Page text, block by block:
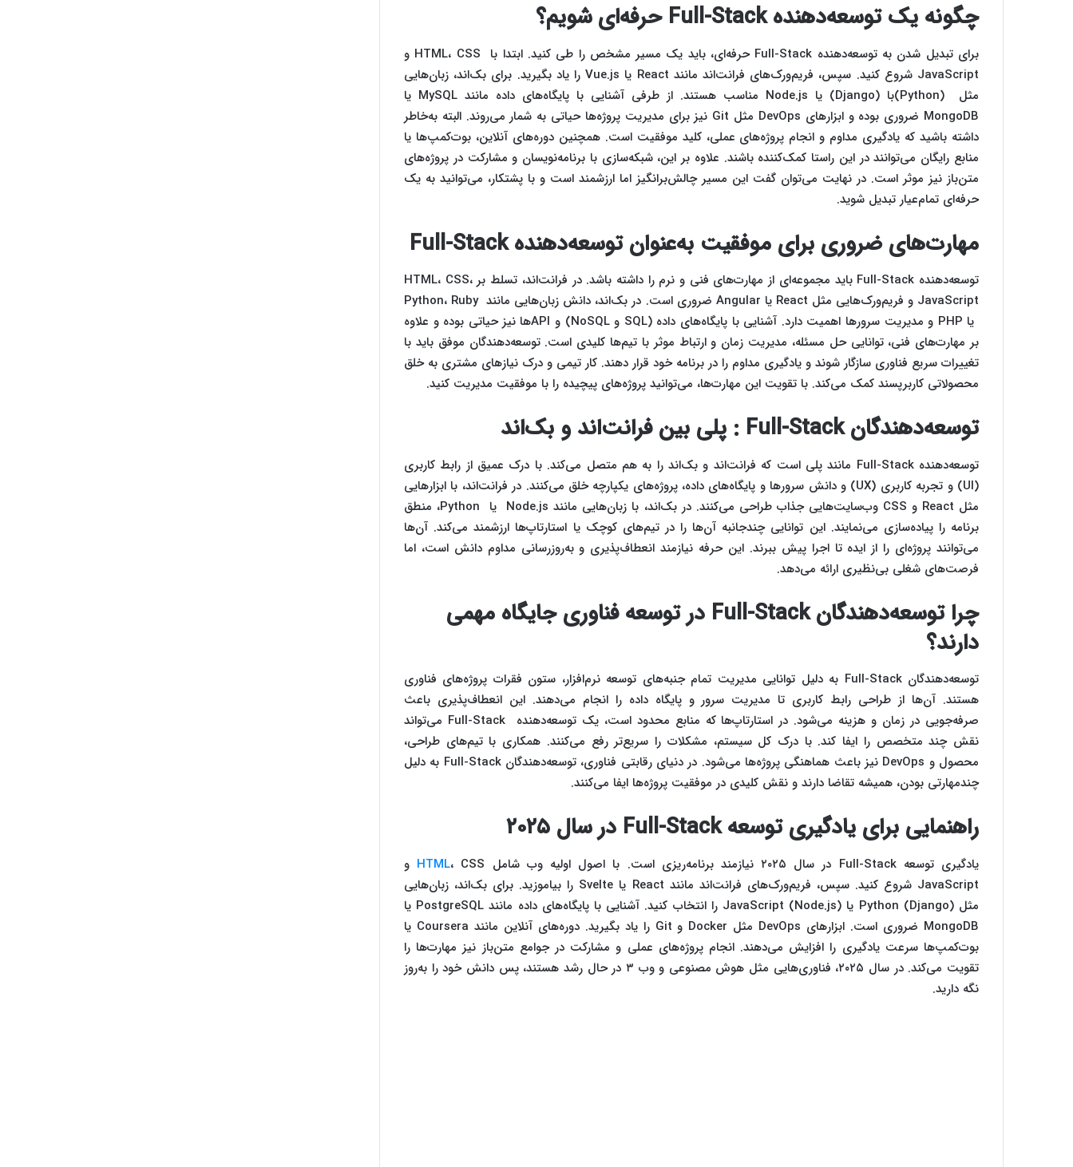
چگونه یک توسعه‌دهنده Full-Stack حرفه‌ای شویم؟
برای تبدیل شدن به توسعه‌دهنده Full-Stack حرفه‌ای، باید یک مسیر مشخص را طی کنید. ابتدا با HTML، CSS و
JavaScript شروع کنید. سپس، فریم‌ورک‌های فرانت‌اند مانند React یا Vue.js را یاد بگیرید. برای بک‌اند، زبان‌هایی
مثل (Python)با (Django) یا Node.js مناسب‌ هستند. از طرفی آشنایی با پایگاه‌های داده مانند MySQL یا
MongoDB ضروری بوده و ابزارهای DevOps مثل Git نیز برای مدیریت پروژه‌ها حیاتی‌ به شمار می‌روند. البته به‌خاطر
داشته باشید که یادگیری مداوم و انجام پروژه‌های عملی، کلید موفقیت است. همچنین دوره‌های آنلاین، بوت‌کمپ‌ها یا
منابع رایگان می‌توانند در این راستا کمک‌کننده باشند. علاوه بر این، شبکه‌سازی با برنامه‌نویسان و مشارکت در پروژه‌های
متن‌باز نیز موثر است. در نهایت می‌توان گفت این مسیر چالش‌برانگیز اما ارزشمند است و با پشتکار، می‌توانید به یک
حرفه‌ای تمام‌عیار تبدیل شوید.
مهارت‌های ضروری برای موفقیت به‌عنوان توسعه‌دهنده Full-Stack
توسعه‌دهنده Full-Stack باید مجموعه‌ای از مهارت‌های فنی و نرم را داشته باشد. در فرانت‌اند، تسلط بر HTML، CSS،
JavaScript و فریم‌ورک‌هایی مثل React یا Angular ضروری است. در بک‌اند، دانش زبان‌هایی مانند Python، Ruby
یا PHP و مدیریت سرورها اهمیت دارد. آشنایی با پایگاه‌های داده (SQL و NoSQL) و APIها نیز حیاتی بوده و علاوه
بر مهارت‌های فنی، توانایی حل مسئله، مدیریت زمان و ارتباط موثر با تیم‌ها کلیدی است. توسعه‌دهندگان موفق باید با
تغییرات سریع فناوری سازگار شوند و یادگیری مداوم را در برنامه خود قرار دهند. کار تیمی و درک نیازهای مشتری به خلق
محصولاتی کاربرپسند کمک می‌کند. با تقویت این مهارت‌ها، می‌توانید پروژه‌های پیچیده را با موفقیت مدیریت کنید.
توسعه‌دهندگان Full-Stack : پلی بین فرانت‌اند و بک‌اند
توسعه‌دهنده Full-Stack مانند پلی است که فرانت‌اند و بک‌اند را به هم متصل می‌کند. با درک عمیق از رابط کاربری
(UI) و تجربه کاربری (UX) و دانش سرورها و پایگاه‌های داده، پروژه‌های یکپارچه خلق می‌کنند. در فرانت‌اند، با ابزارهایی
مثل React و CSS وب‌سایت‌هایی جذاب طراحی می‌کنند. در بک‌اند، با زبان‌هایی مانند Node.js یا Python، منطق
برنامه را پیاده‌سازی می‌نمایند. این توانایی چندجانبه آن‌ها را در تیم‌های کوچک یا استارتاپ‌ها ارزشمند می‌کند. آن‌ها
می‌توانند پروژه‌ای را از ایده تا اجرا پیش ببرند. این حرفه نیازمند انعطاف‌پذیری و به‌روزرسانی مداوم دانش است، اما
فرصت‌های شغلی بی‌نظیری ارائه می‌دهد.
چرا توسعه‌دهندگان Full-Stack در توسعه فناوری جایگاه مهمی
دارند؟
توسعه‌دهندگان Full-Stack به دلیل توانایی مدیریت تمام جنبه‌های توسعه نرم‌افزار، ستون فقرات پروژه‌های فناوری
هستند. آن‌ها از طراحی رابط کاربری تا مدیریت سرور و پایگاه داده را انجام می‌دهند. این انعطاف‌پذیری باعث
صرفه‌جویی در زمان و هزینه می‌شود. در استارتاپ‌ها که منابع محدود است، یک توسعه‌دهنده Full-Stack می‌تواند
نقش چند متخصص را ایفا کند. با درک کل سیستم، مشکلات را سریع‌تر رفع می‌کنند. همکاری با تیم‌های طراحی،
محصول و DevOps نیز باعث هماهنگی پروژه‌ها می‌شود. در دنیای رقابتی فناوری، توسعه‌دهندگان Full-Stack به دلیل
چندمهارتی بودن، همیشه تقاضا دارند و نقش کلیدی در موفقیت پروژه‌ها ایفا می‌کنند.
راهنمایی برای یادگیری توسعه Full-Stack در سال ۲۰۲۵
یادگیری توسعه Full-Stack در سال ۲۰۲۵ نیازمند برنامه‌ریزی است. با اصول اولیه وب شامل HTML ، CSS و
JavaScript شروع کنید. سپس، فریم‌ورک‌های فرانت‌اند مانند React یا Svelte را بیاموزید. برای بک‌اند، زبان‌هایی
مثل Python (Django) یا JavaScript (Node.js) را انتخاب کنید. آشنایی با پایگاه‌های داده مانند PostgreSQL یا
MongoDB ضروری است. ابزارهای DevOps مثل Docker و Git را یاد بگیرید. دوره‌های آنلاین مانند Coursera یا
بوت‌کمپ‌ها سرعت یادگیری را افزایش می‌دهند. انجام پروژه‌های عملی و مشارکت در جوامع متن‌باز نیز مهارت‌ها را
تقویت می‌کند. در سال ۲۰۲۵، فناوری‌هایی مثل هوش مصنوعی و وب ۳ در حال رشد هستند، پس دانش خود را به‌روز
نگه دارید.